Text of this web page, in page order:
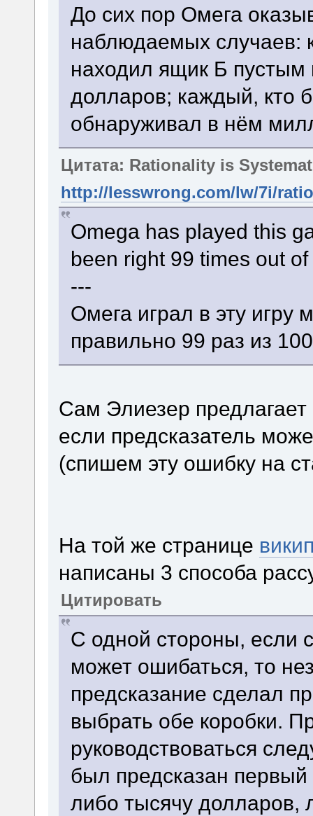
До сих пор Омега
наблюдаемых случаев:
находил ящик Б пустым
долларов; каждый, кто
обнаруживал в нём
Цитата: Rationality is
http://lesswrong.com/lw/7i/
Omega has played this
been right 99 times out
---
Омега играл в эту игру
правильно 99 раз из
Сам Элиезер
если предсказатель
(спишем эту ошибку на
На той же странице
написаны 3 способа
Цитировать
С одной стороны, если
может ошибаться, то
предсказание сделал
выбрать обе коробки.
руководствоваться
был предсказан первый
либо тысячу долларов,